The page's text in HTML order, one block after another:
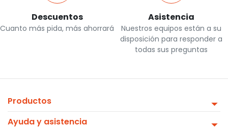
Descuentos
Cuanto más pida, más ahorrará
Asistencia
Nuestros equipos están a su
disposición para responder a
todas sus preguntas
Productos
Ayuda y asistencia